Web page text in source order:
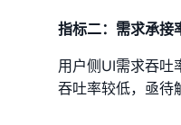
指标二：需求承接
用户侧UI需求吞吐
吞吐率较低，亟待